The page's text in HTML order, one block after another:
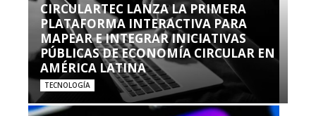
CIRCULARTEC LANZA LA PRIMERA
PLATAFORMA INTERACTIVA PARA
MAPEAR E INTEGRAR INICIATIVAS
PÚBLICAS DE ECONOMÍA CIRCULAR EN
AMÉRICA LATINA
TECNOLOGÍA